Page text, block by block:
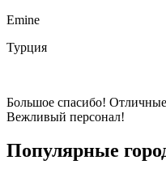
Emine
Турция
Большое спасибо!
Вежливый персонал!
Популярные